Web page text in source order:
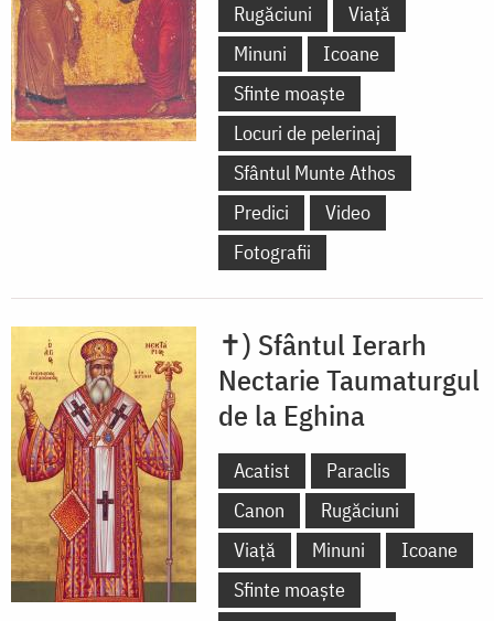
Rugăciuni
Viață
Minuni
Icoane
Sfinte moaște
Locuri de pelerinaj
Sfântul Munte Athos
Predici
Video
Fotografii
✝) Sfântul Ierarh
Nectarie Taumaturgul
de la Eghina
Acatist
Paraclis
Canon
Rugăciuni
Viață
Minuni
Icoane
Sfinte moaște